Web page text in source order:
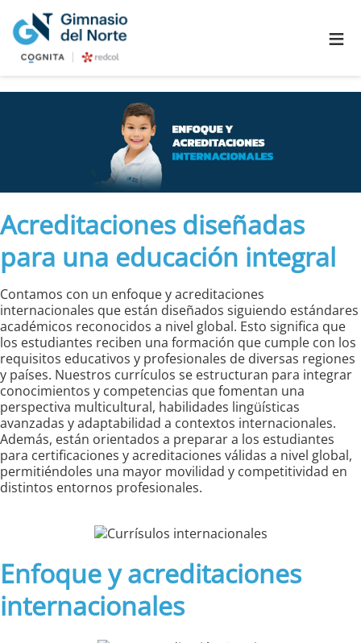
≡
Acreditaciones diseñadas
para una educación integral
Contamos con un enfoque y acreditaciones
internacionales que están diseñados siguiendo estándares
académicos reconocidos a nivel global. Esto significa que
los estudiantes reciben una formación que cumple con los
requisitos educativos y profesionales de diversas regiones
y países. Nuestros currículos se estructuran para integrar
conocimientos y competencias que fomentan una
perspectiva multicultural, habilidades lingüísticas
avanzadas y adaptabilidad a contextos internacionales.
Además, están orientados a preparar a los estudiantes
para certificaciones y acreditaciones válidas a nivel global,
permitiéndoles una mayor movilidad y competitividad en
distintos entornos profesionales.
Enfoque y acreditaciones
internacionales